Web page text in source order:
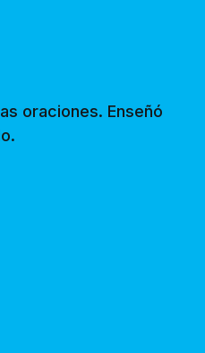
oraciones. Enseñó